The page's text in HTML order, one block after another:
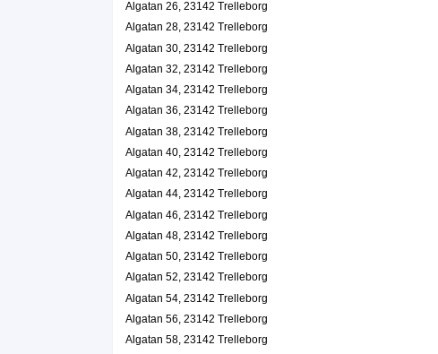
Silverskatten KB
0410-12805
Algatan 39, 23142 Trelleborg
Pugners Resebyrå AB
Göran Lars-Åke Pugner
0410-12420
Algatan 39, 23142 Trelleborg
Studio M & C HB
0410-10831
A. Södergårds Förvaltnings AB
Per Anders Södergård
Algatan 42, 23142 Trelleborg
Tidsoptimisterna AB
Helmy Kristina Viktoria Hjelte
0410-10809
Algatan 43, 23142 Trelleborg
Algatan 26, 23142 Trelleborg
Algatan 28, 23142 Trelleborg
Algatan 30, 23142 Trelleborg
Algatan 32, 23142 Trelleborg
Algatan 34, 23142 Trelleborg
Algatan 36, 23142 Trelleborg
Algatan 38, 23142 Trelleborg
Algatan 40, 23142 Trelleborg
Algatan 42, 23142 Trelleborg
Algatan 44, 23142 Trelleborg
Algatan 46, 23142 Trelleborg
Algatan 48, 23142 Trelleborg
Algatan 50, 23142 Trelleborg
Algatan 52, 23142 Trelleborg
Algatan 54, 23142 Trelleborg
Algatan 56, 23142 Trelleborg
Algatan 58, 23142 Trelleborg